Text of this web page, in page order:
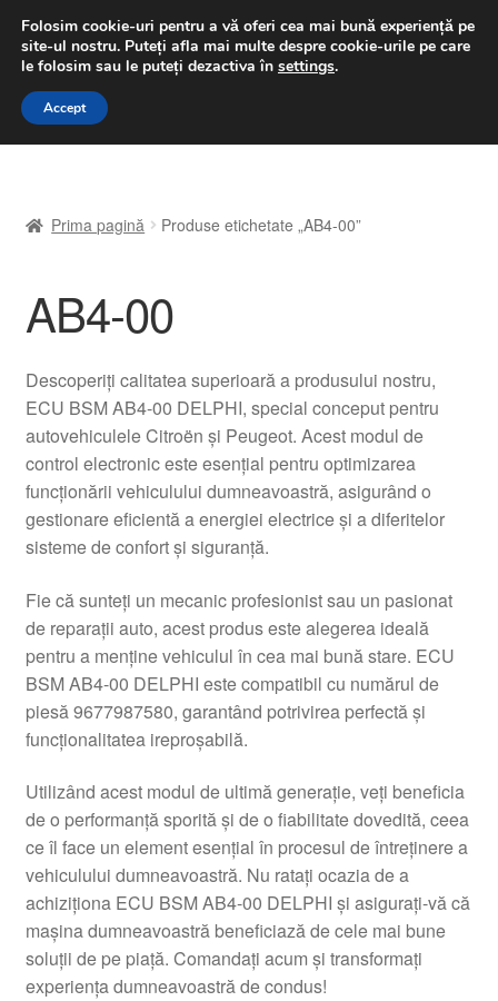
LIVRARE de la 33 lei
luni-vineri 9 a.m. - 4 p.m.031 229 6816
Sari
Sari
A lua legatura
Contul meu
Despre noi
Finalizare comandă
Livrare
Livrare în toată lumea
Plângere
Plățile
Procedura de reclamație
Termeni si conditii
Prima pagină Produse etichetate „AB4-00”
AB4-00
Descoperiți calitatea superioară a produsului nostru,
ECU BSM AB4-00 DELPHI, special conceput pentru
autovehiculele Citroën și Peugeot. Acest modul de
control electronic este esențial pentru optimizarea
funcționării vehiculului dumneavoastră, asigurând o
gestionare eficientă a energiei electrice și a diferitelor
sisteme de confort și siguranță.
Fie că sunteți un mecanic profesionist sau un pasionat
de reparații auto, acest produs este alegerea ideală
pentru a menține vehiculul în cea mai bună stare. ECU
BSM AB4-00 DELPHI este compatibil cu numărul de
piesă 9677987580, garantând potrivirea perfectă și
funcționalitatea ireproșabilă.
Utilizând acest modul de ultimă generație, veți beneficia
de o performanță sporită și de o fiabilitate dovedită, ceea
ce îl face un element esențial în procesul de întreținere a
vehiculului dumneavoastră. Nu ratați ocazia de a
achiziționa ECU BSM AB4-00 DELPHI și asigurați-vă că
mașina dumneavoastră beneficiază de cele mai bune
soluții de pe piață. Comandați acum și transformați
experiența dumneavoastră de condus!
Folosim cookie-uri pentru a vă oferi cea mai bună experiență pe
site-ul nostru. Puteți afla mai multe despre cookie-urile pe care
le folosim sau le puteți dezactiva în settings.
Accept